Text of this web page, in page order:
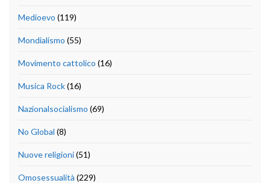
Medioevo (119)
Mondialismo (55)
Movimento cattolico (16)
Musica Rock(16)
Nazionalsocialismo (69)
No Global (8)
Nuove religioni(51)
Omosessualità (229)